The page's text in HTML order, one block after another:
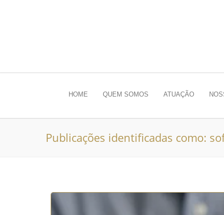
HOME QUEM SOMOS ATUAÇÃO
Publicações identificadas como: